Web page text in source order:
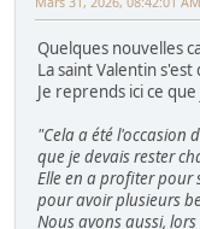
Quelques nouvelles
La saint Valentin
Je reprends ici ce
"Cela a été l'occasion
que je devais rester
Elle en a profiter pour
pour avoir plusieurs
Nous avons aussi,